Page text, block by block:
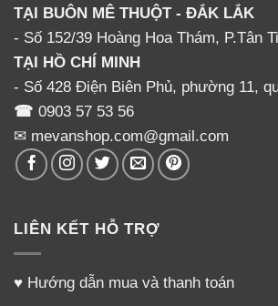
TẠI BUÔN MÊ THUỘT - ĐẮK LẮK
- Số 152/39 Hoàng Hoa Thám, P.Tân
TẠI HỒ CHÍ MINH
- Số 428 Điện Biên Phủ, phường 11,
☎ 0903 57 53 56
✉ mevanshop.com@gmail.com
LIÊN KẾT HỖ TRỢ
♥ Hướng dẫn mua và thanh toán